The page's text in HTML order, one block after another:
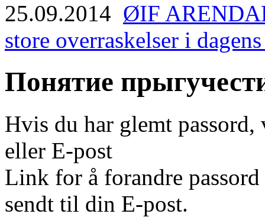
25.09.2014 ØIF
store overraskelser i
Понятие
Hvis du har glemt
eller E-post
Link for å forandre
sendt til din E-post.